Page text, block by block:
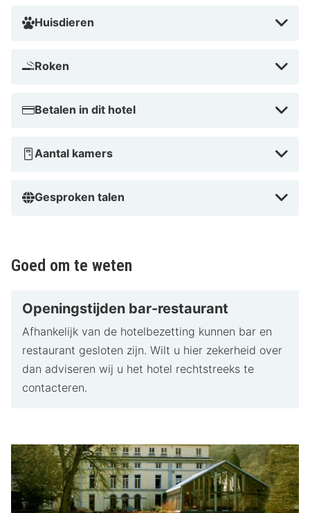
Huisdieren
Roken
Betalen in dit hotel
Aantal kamers
Gesproken talen
Goed om te weten
Openingstijden bar-restaurant
Afhankelijk van de hotelbezetting kunnen bar en
restaurant gesloten zijn. Wilt u hier zekerheid over
dan adviseren wij u het hotel rechtstreeks te
contacteren.